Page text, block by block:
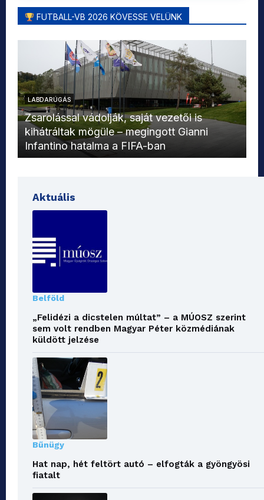
FUTBALL-VB 2026 KÖVESSE VELÜNK
LABDARÚGÁS
Zsarolással vádolják, saját vezetői is
kihátráltak mögüle – megingott Gianni
Infantino hatalma a FIFA-ban
Aktuális
Belföld
„Felidézi a dicstelen múltat” – a MÚOSZ szerint
sem volt rendben Magyar Péter közmédiának
küldött jelzése
Bűnügy
Hat nap, hét feltört autó – elfogták a gyöngyösi
fiatalt